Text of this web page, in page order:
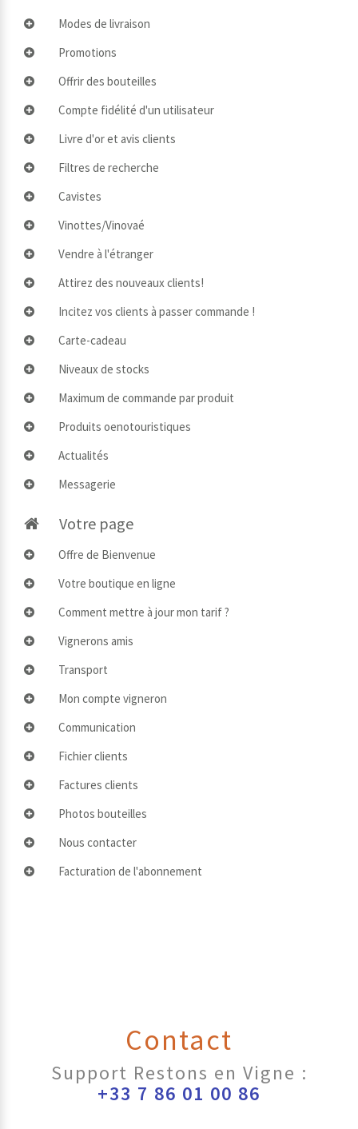
Modes de livraison
Promotions
Offrir des bouteilles
Compte fidélité d'un utilisateur
Livre d'or et avis clients
Filtres de recherche
Cavistes
Vinottes/Vinovaé
Vendre à l'étranger
Attirez des nouveaux clients!
Incitez vos clients à passer commande !
Carte-cadeau
Niveaux de stocks
Maximum de commande par produit
Produits oenotouristiques
Actualités
Messagerie
Votre page
Offre de Bienvenue
Votre boutique en ligne
Comment mettre à jour mon tarif ?
Vignerons amis
Transport
Mon compte vigneron
Communication
Fichier clients
Factures clients
Photos bouteilles
Nous contacter
Facturation de l'abonnement
Contact
Support Restons en Vigne :
+33 7 86 01 00 86